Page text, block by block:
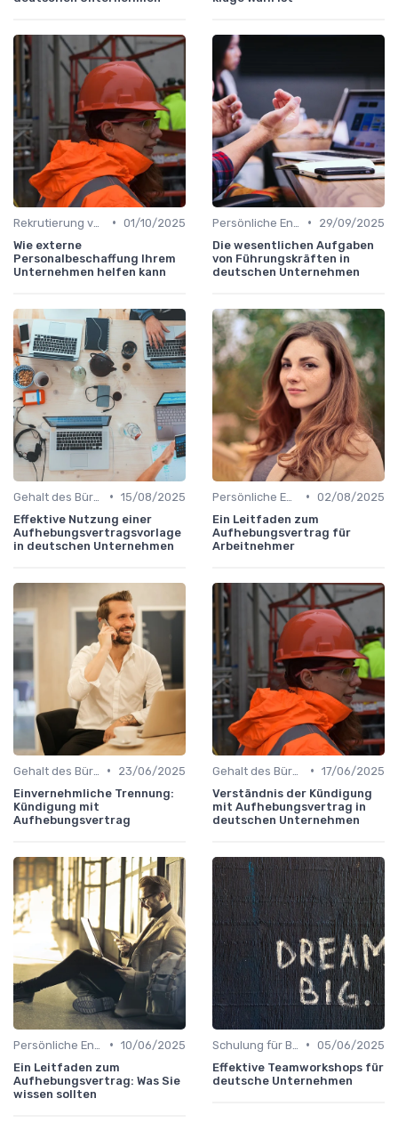
• 01/10/2025
Wie externe
Personalbeschaffung Ihrem
Unternehmen helfen kann
•
29/09/2025
Die wesentlichen Aufgaben
von Führungskräften in
deutschen Unternehmen
• 15/08/2025
Effektive Nutzung einer
Aufhebungsvertragsvorlage
in deutschen Unternehmen
• 02/08/2025
Ein Leitfaden zum
Aufhebungsvertrag für
Arbeitnehmer
•
23/06/2025
Einvernehmliche Trennung:
Kündigung mit
Aufhebungsvertrag
• 17/06/2025
Verständnis der Kündigung
mit Aufhebungsvertrag in
deutschen Unternehmen
• 10/06/2025
Ein Leitfaden zum
Aufhebungsvertrag: Was Sie
wissen sollten
• 05/06/2025
Effektive Teamworkshops für
deutsche Unternehmen